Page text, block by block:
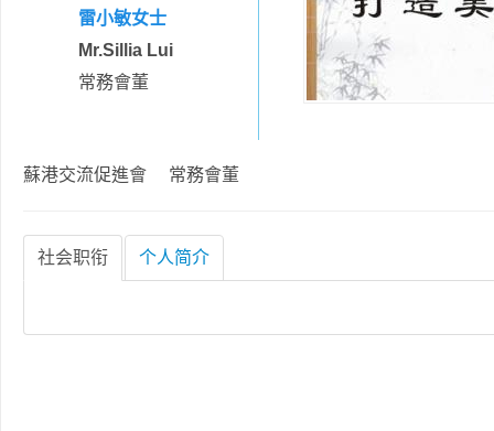
雷小敏女士
Mr.Sillia Lui
常務會董
蘇港交流促進會 常務會董
社会职衔 个人简介